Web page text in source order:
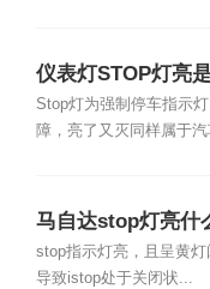
仪表灯STOP灯亮
Stop灯为强制停车指示
障，亮了又灭同样属于汽
马自达stop灯亮什
stop指示灯亮，且呈黄
导致istop处于关闭状...